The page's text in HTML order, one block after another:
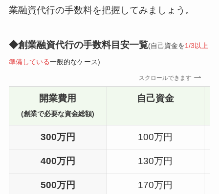
業融資代行の手数料を把握してみましょう。
◆創業融資代行の手数料目安一覧(自己資金を1/3以上
準備している一般的なケース)
スクロールできます
開業費用
(創業で必要な資金総額)
自己資金
300万円 100万円
400万円 130万円
500万円 170万円